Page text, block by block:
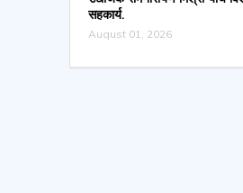
सहकार्य.
August 01, 2026